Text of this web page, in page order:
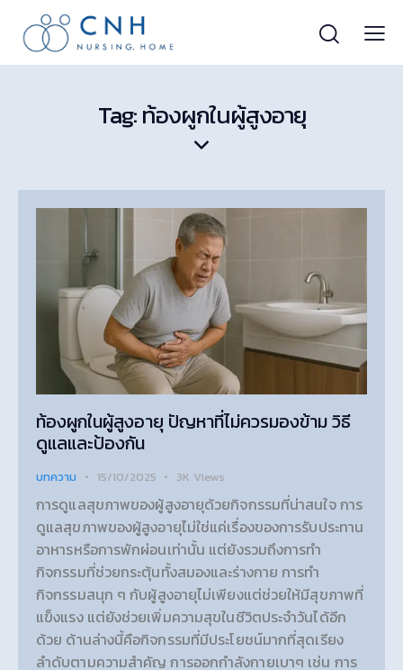
Tag: ท้องผูกในผู้สูงอายุ
ท้องผูกในผู้สูงอายุ ปัญหาที่ไม่ควรมองข้าม วิธี
ดูแลและป้องกัน
บทความ 15/10/2025 3K Views
การดูแลสุขภาพของผู้สูงอายุด้วยกิจกรรมที่น่าสนใจ การ
ดูแลสุขภาพของผู้สูงอายุไม่ใช่แค่เรื่องของการรับประทาน
อาหารหรือการพักผ่อนเท่านั้น แต่ยังรวมถึงการทำ
กิจกรรมที่ช่วยกระตุ้นทั้งสมองและร่างกาย การทำ
กิจกรรมสนุก ๆ กับผู้สูงอายุไม่เพียงแต่ช่วยให้มีสุขภาพที่
แข็งแรง แต่ยังช่วยเพิ่มความสุขในชีวิตประจำวันได้อีก
ด้วย ด้านล่างนี้คือกิจกรรมที่มีประโยชน์มากที่สุดเรียง
ลำดับตามความสำคัญ การออกกำลังกายเบาๆ เช่น การ